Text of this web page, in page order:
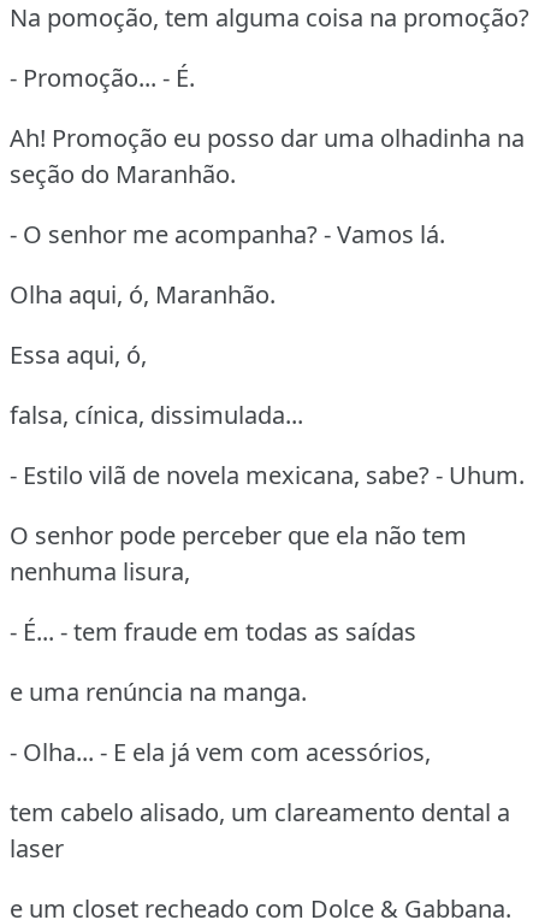
Na pomoção, tem alguma coisa na promoção?
- Promoção... - É.
Ah! Promoção eu posso dar uma olhadinha na
seção do Maranhão.
- O senhor me acompanha? - Vamos lá.
Olha aqui, ó, Maranhão.
Essa aqui, ó,
falsa, cínica, dissimulada...
- Estilo vilã de novela mexicana, sabe? - Uhum.
O senhor pode perceber que ela não tem
nenhuma lisura,
- É... - tem fraude em todas as saídas
e uma renúncia na manga.
- Olha... - E ela já vem com acessórios,
tem cabelo alisado, um clareamento dental a
laser
e um closet recheado com Dolce & Gabbana.